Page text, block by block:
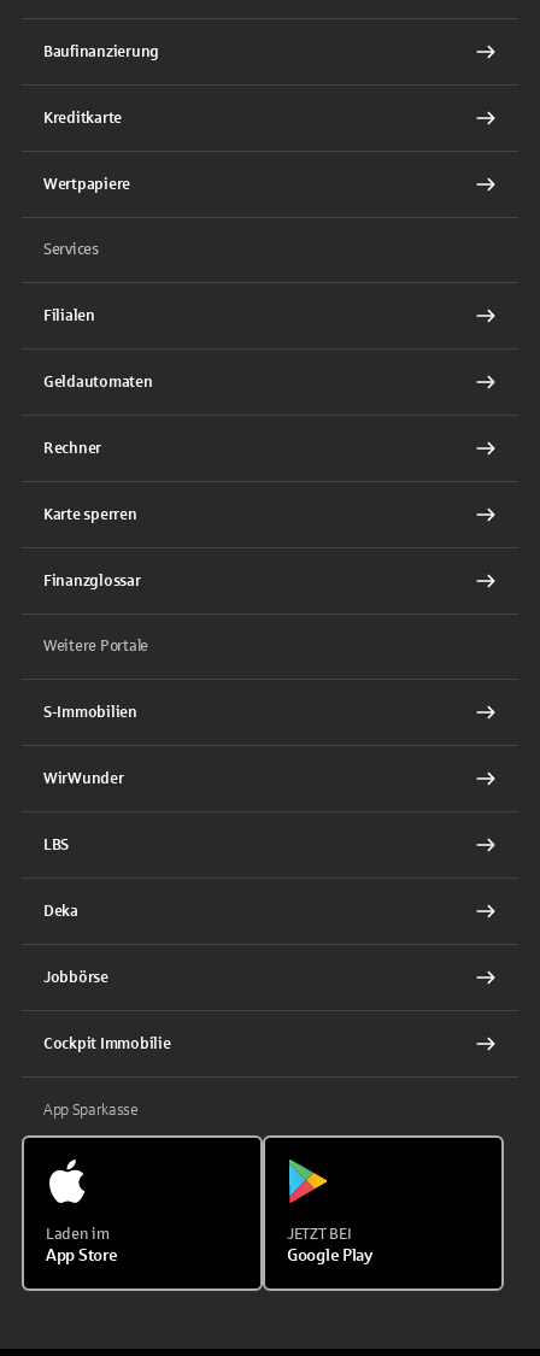
Baufinanzierung
Kreditkarte
Wertpapiere
Services
Filialen
Geldautomaten
Rechner
Karte sperren
Finanzglossar
Weitere Portale
S-Immobilien
WirWunder
LBS
Deka
Jobbörse
Cockpit Immobilie
App Sparkasse
Laden im
App Store
JETZT BEI
Google Play